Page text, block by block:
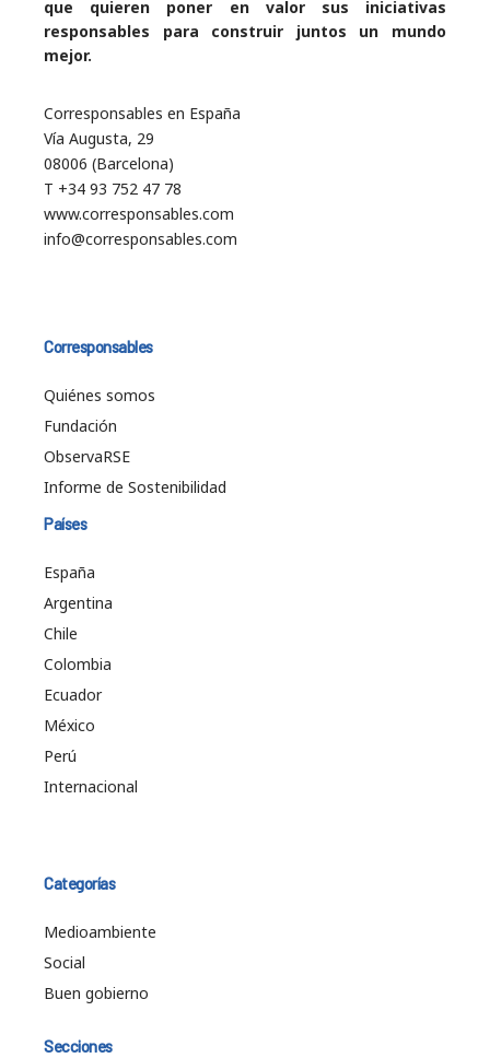
que quieren poner en valor sus iniciativas
responsables para construir juntos un mundo
mejor.
Corresponsables en España
Vía Augusta, 29
08006 (Barcelona)
T +34 93 752 47 78
www.corresponsables.com
info@corresponsables.com
Corresponsables
Quiénes somos
Fundación
ObservaRSE
Informe de Sostenibilidad
Países
España
Argentina
Chile
Colombia
Ecuador
México
Perú
Internacional
Categorías
Medioambiente
Social
Buen gobierno
Secciones